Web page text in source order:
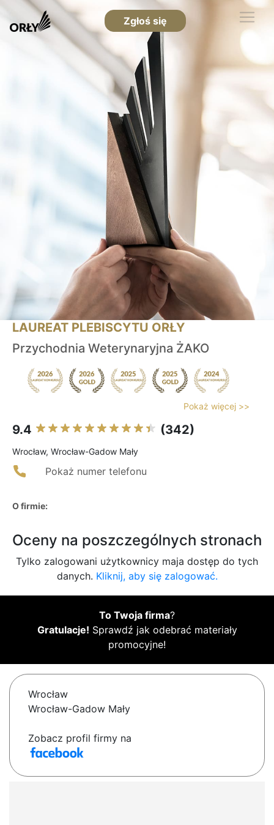
Zgłoś się
LAUREAT PLEBISCYTU ORŁY
Przychodnia Weterynaryjna ŻAKO
Pokaż więcej >>
9.4 (342)
Wrocław, Wrocław-Gadow Mały
Pokaż numer telefonu
O firmie:
Oceny na poszczególnych stronach
Tylko zalogowani użytkownicy maja dostęp do tych
danych. Kliknij, aby się zalogować.
To Twoja firma?
Gratulacje! Sprawdź jak odebrać materiały
promocyjne!
Wrocław
Wrocław-Gadow Mały
Zobacz profil firmy na